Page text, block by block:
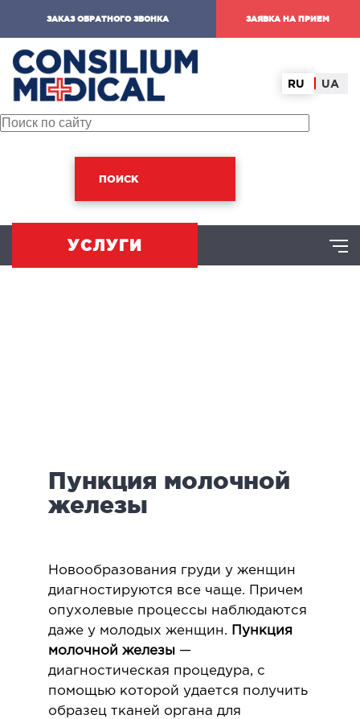
ЗАКАЗ ОБРАТНОГО ЗВОНКА ЗАЯВКА НА ПРИЕМ
RU UA
ПОИСК
УСЛУГИ
ХИРУРГИЯ
в гинекологии
в онкологии
в урологии
в хирургии
Пункция молочной
железы
Новообразования груди у женщин
диагностируются все чаще. Причем
опухолевые процессы наблюдаются
даже у молодых женщин.
Пункция
молочной железы —
диагностическая процедура, с
помощью которой удается получить
образец тканей органа для